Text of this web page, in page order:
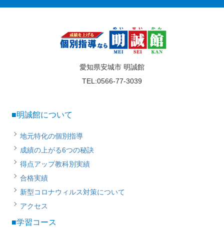
愛知県安城市 明誠館
TEL:0566-77-3039
■明誠館について
地元特化の個別指導
成績の上がる6つの秘訣
得点アップ教科別実績
合格実績
新型コロナウィルス対策について
アクセス
■学習コース